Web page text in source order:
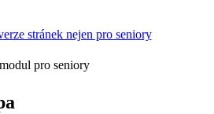
stránek nejen pro seniory